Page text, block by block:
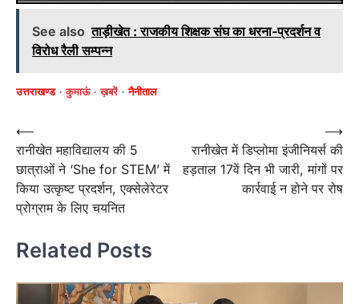
See also ताड़ीखेत : राजकीय शिक्षक संघ का धरना-प्रदर्शन व
विरोध रैली सम्पन्न
उत्तराखण्ड कुमाऊं ख़बरें नैनीताल
Post
navigation
⟵
रानीखेत महाविद्यालय की 5
छात्राओं ने ‘She for STEM’ में
किया उत्कृष्ट प्रदर्शन, एक्सेलेरेटर
प्रोग्राम के लिए चयनित
रानीखेत में डिप्लोमा इंजीनियर्स की
हड़ताल 17वें दिन भी जारी, मांगों पर
कार्रवाई न होने पर रोष
⟶
Related Posts